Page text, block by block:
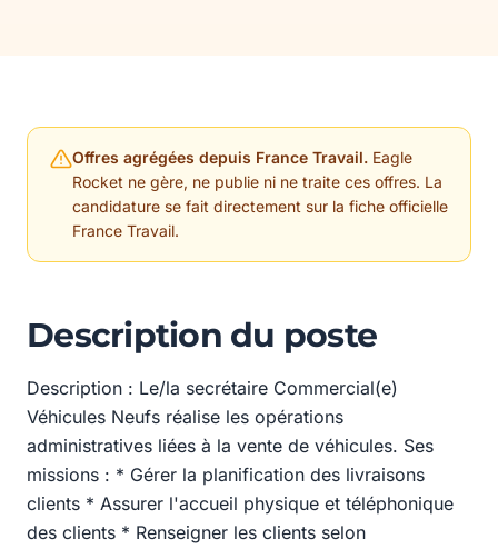
Offres agrégées depuis France Travail. Eagle
Rocket ne gère, ne publie ni ne traite ces offres. La
candidature se fait directement sur la fiche officielle
France Travail.
Description du poste
Description : Le/la secrétaire Commercial(e)
Véhicules Neufs réalise les opérations
administratives liées à la vente de véhicules. Ses
missions : * Gérer la planification des livraisons
clients * Assurer l'accueil physique et téléphonique
des clients * Renseigner les clients selon